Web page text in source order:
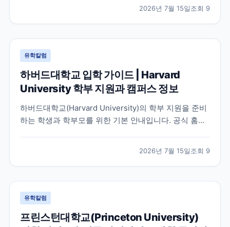
2026년 7월 15일조회 9
유학칼럼
하버드대학교 입학 가이드 | Harvard
University 학부 지원과 캠퍼스 정보
하버드대학교(Harvard University)의 학부 지원을 준비
하는 학생과 학부모를 위한 기본 안내입니다. 공식 홈페
2026년 7월 15일조회 9
유학칼럼
프린스턴대학교(Princeton University)